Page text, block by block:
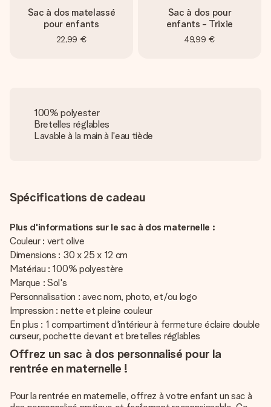
Sac à dos matelassé
pour enfants
22,99 €
Sac à dos pour
enfants - Trixie
49,99 €
100% polyester
Bretelles réglables
Lavable à la main à l'eau tiède
Spécifications de cadeau
Plus d'informations sur le sac à dos maternelle :
Couleur : vert olive
Dimensions : 30 x 25 x 12 cm
Matériau : 100% polyestère
Marque : Sol's
Personnalisation : avec nom, photo, et/ou logo
Impression : nette et pleine couleur
En plus : 1 compartiment d'intérieur à fermeture éclaire double
curseur, pochette devant et bretelles réglables
Offrez un sac à dos personnalisé pour la
rentrée en maternelle !
Pour la rentrée en maternelle, offrez à votre enfant un sac à